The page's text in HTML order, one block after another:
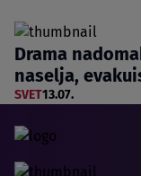
Drama
naselja,
SVET13.07.